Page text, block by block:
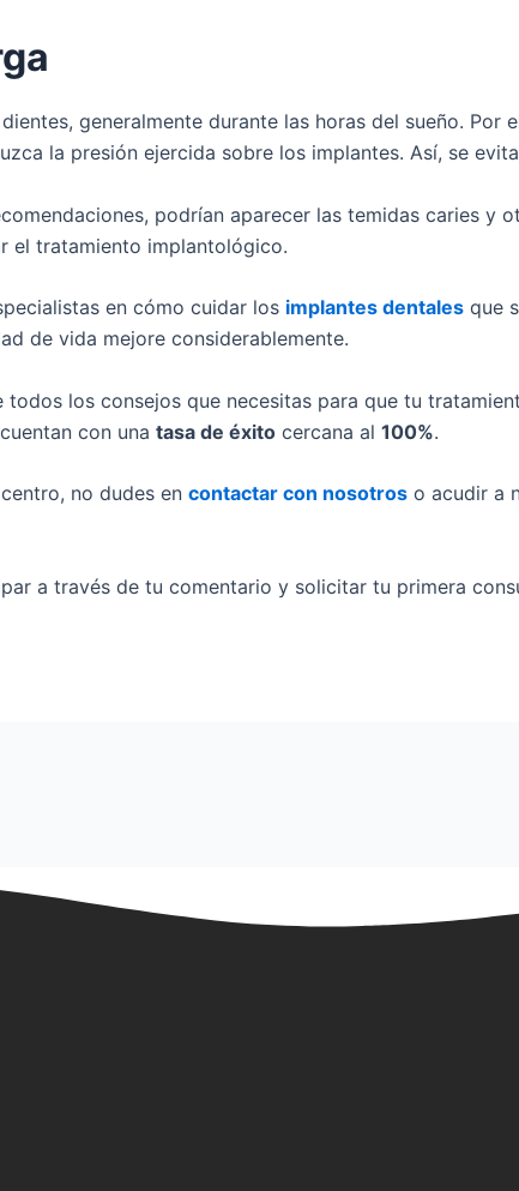
generalmente durante las horas del sueño. Por
la presión ejercida sobre los implantes. Así, se
podrían aparecer las temidas caries y
el tratamiento implantológico.
en cómo cuidar los implantes dentales que
de vida mejore considerablemente.
los consejos que necesitas para que tu
con una tasa de éxito cercana al 100%.
no dudes en contactar con nosotros o acudir a
a través de tu comentario y solicitar tu primera